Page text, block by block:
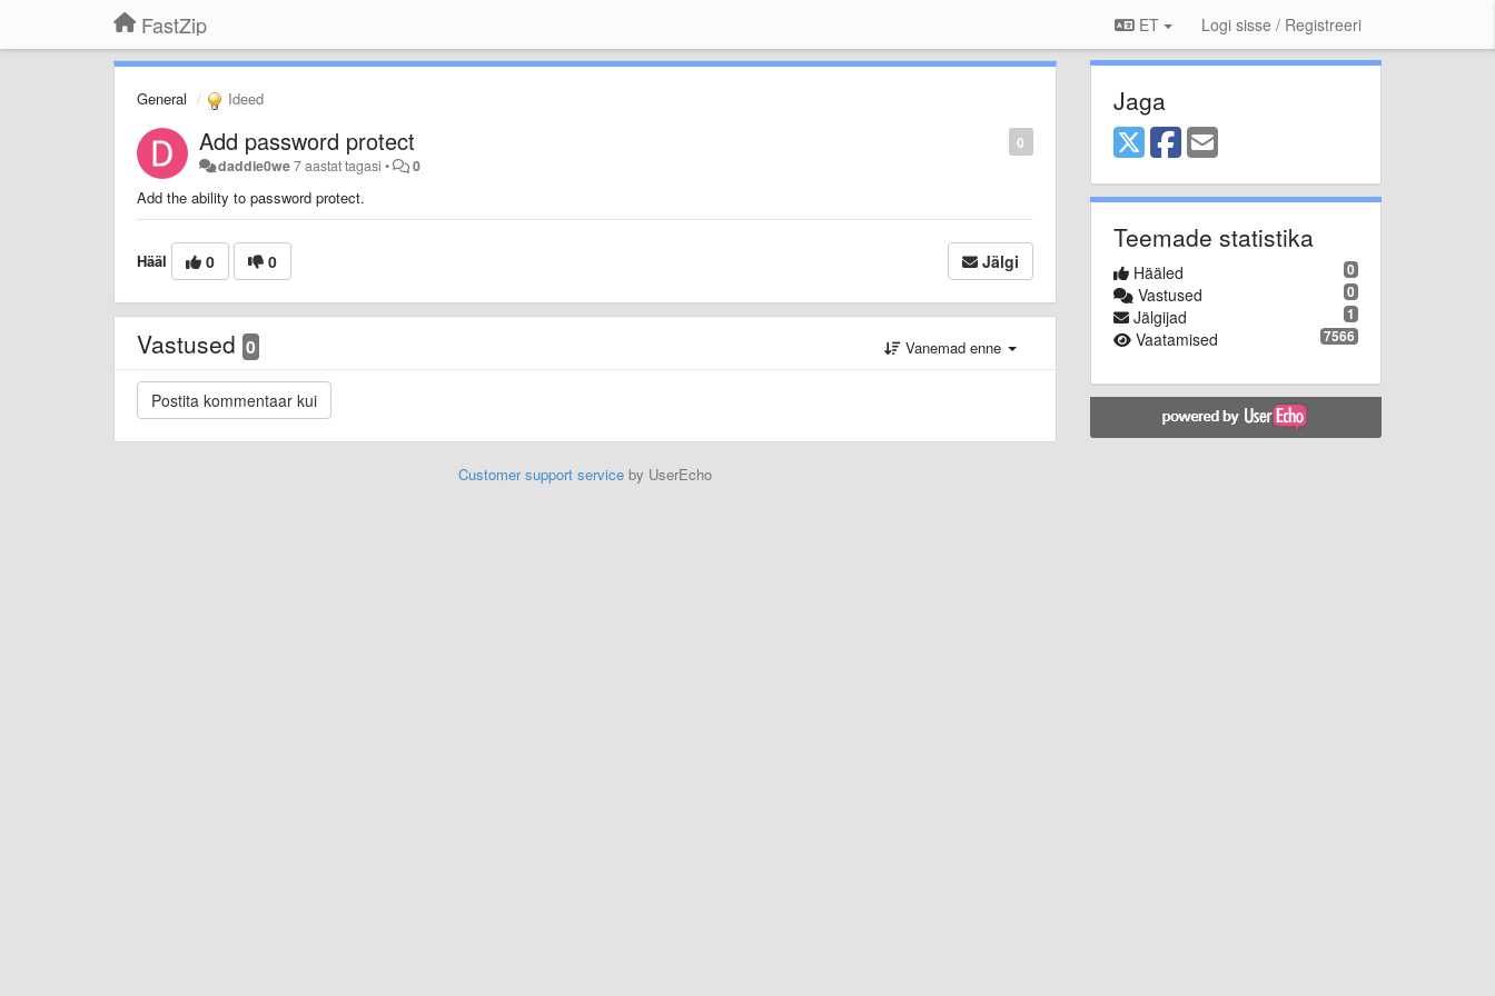
FastZip ET Logi sisse / Registreeri
General Ideed
0
Add password protect
daddie0we7 aastat tagasi • 0
Add the ability to password protect.
Hääl 0 0 Jälgi
Vastused 0 Vanemad enne
Customer support serviceby UserEcho
Jaga
Teemade statistika
0
Hääled
0
Vastused
1
Jälgijad
7566
Vaatamised